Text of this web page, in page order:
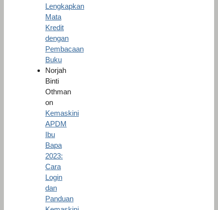
Lengkapkan
Mata
Kredit
dengan
Pembacaan
Buku
Norjah
Binti
Othman
on
Kemaskini
APDM
Ibu
Bapa
2023:
Cara
Login
dan
Panduan